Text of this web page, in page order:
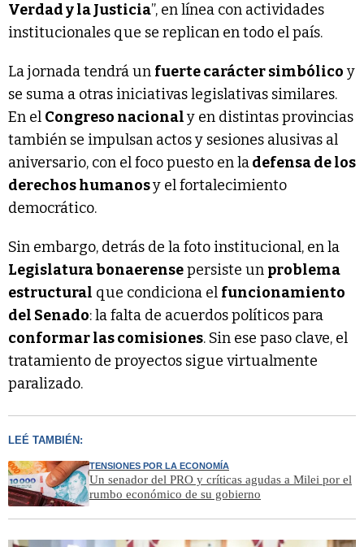
Verdad y la Justicia”, en línea con actividades
institucionales que se replican en todo el país.
La jornada tendrá un fuerte carácter simbólico y
se suma a otras iniciativas legislativas similares.
En el Congreso nacionaly en distintas provincias
también se impulsan actos y sesiones alusivas al
aniversario, con el foco puesto en ladefensa de los
derechos humanosy el fortalecimiento
democrático.
Sin embargo, detrás de la foto institucional, en la
Legislatura bonaerensepersiste un problema
estructural que condiciona el funcionamiento
del Senado: la falta de acuerdos políticos para
conformar las comisiones. Sin ese paso clave, el
tratamiento de proyectos sigue virtualmente
paralizado.
LEÉ TAMBIÉN:
TENSIONES POR LA ECONOMÍA
Un senador del PRO y críticas agudas a Milei por el
rumbo económico de su gobierno